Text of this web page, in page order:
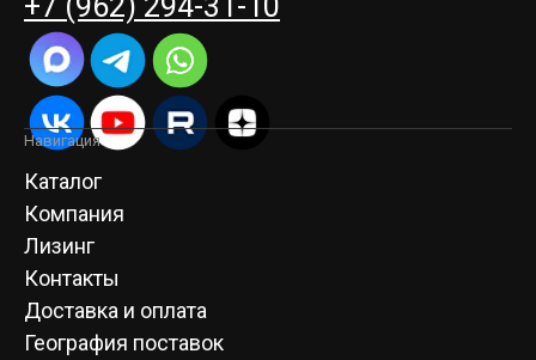
Навигация
Каталог
Компания
Лизинг
Контакты
Доставка и оплата
География поставок